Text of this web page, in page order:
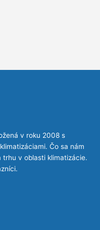
v roku 2008 s
Čo sa nám
trhu v oblasti klimatizácie.